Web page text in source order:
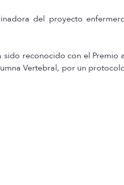
del proyecto
reconocido con el Premio
Vertebral, por un